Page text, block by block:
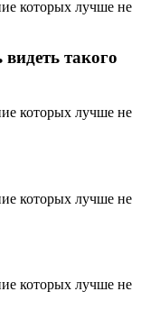
такого